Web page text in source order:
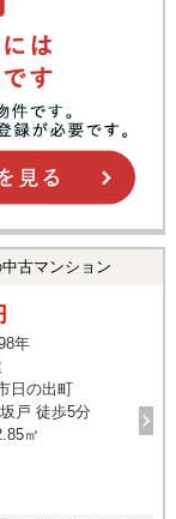
古マンション
年
日の出町
戸 徒歩5分
㎡